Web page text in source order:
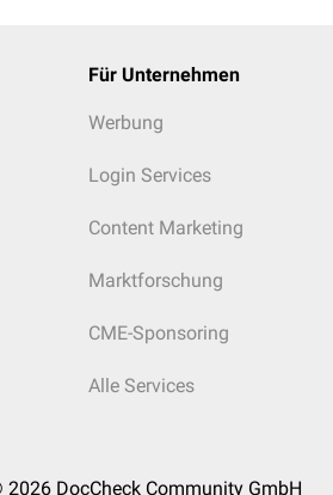
Für Unternehmen
Werbung
Login Services
Content Marketing
Marktforschung
CME-Sponsoring
Alle Services
2026 DocCheck Community GmbH